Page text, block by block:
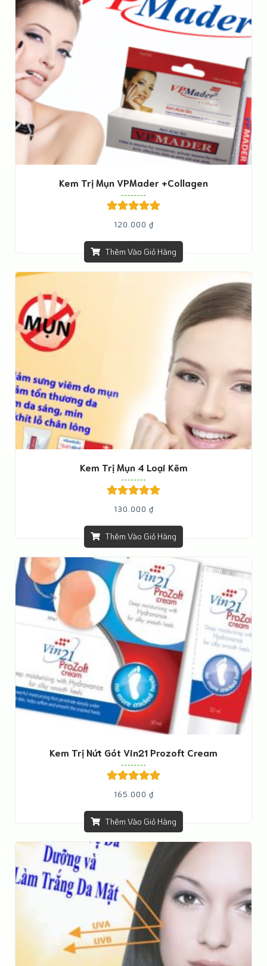
Kem Trị Mụn VPMader +Collagen
Được xếp
hạng 5.005
sao
120.000 ₫
Thêm Vào Giỏ Hàng
Kem Trị Mụn 4 Loại Kẽm
Được xếp
hạng 5.005
sao
130.000 ₫
Thêm Vào Giỏ Hàng
Kem Trị Nứt Gót Vin21 Prozoft Cream
Được xếp
hạng5.005
sao
165.000 ₫
Thêm Vào Giỏ Hàng